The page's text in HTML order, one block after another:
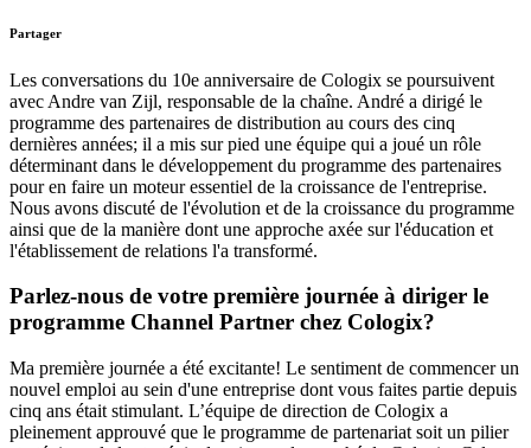
Partager
Les conversations du 10e anniversaire de Cologix se poursuivent
avec Andre van Zijl, responsable de la chaîne. André a dirigé le
programme des partenaires de distribution au cours des cinq
dernières années; il a mis sur pied une équipe qui a joué un rôle
déterminant dans le développement du programme des partenaires
pour en faire un moteur essentiel de la croissance de l'entreprise.
Nous avons discuté de l'évolution et de la croissance du programme
ainsi que de la manière dont une approche axée sur l'éducation et
l'établissement de relations l'a transformé.
Parlez-nous de votre première journée à diriger le
programme Channel Partner chez Cologix?
Ma première journée a été excitante! Le sentiment de commencer un
nouvel emploi au sein d'une entreprise dont vous faites partie depuis
cinq ans était stimulant. L’équipe de direction de Cologix a
pleinement approuvé que le programme de partenariat soit un pilier